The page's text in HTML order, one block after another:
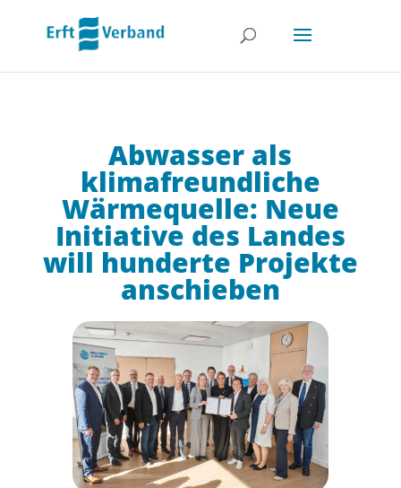
Abwasser als
klimafreundliche
Wärmequelle: Neue
Initiative des Landes
will hunderte Projekte
anschieben